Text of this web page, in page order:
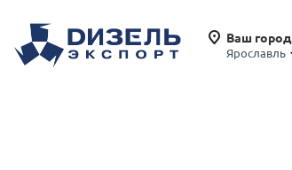
Ваш город
Ярославль